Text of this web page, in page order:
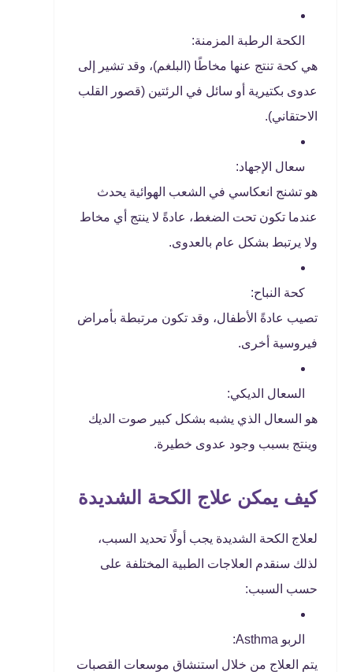
الكحة الرطبة المزمنة:
هي كحة تنتج عنها مخاطًا (البلغم)، وقد تشير إلى
عدوى بكتيرية أو سائل في الرئتين (قصور القلب
الاحتقاني).
سعال الإجهاد:
هو تشنج انعكاسي في الشعب الهوائية يحدث
عندما تكون تحت الضغط، عادةً لا ينتج أي مخاط
ولا يرتبط بشكل عام بالعدوى.
كحة النباح:
تصيب عادةً الأطفال، وقد تكون مرتبطة بأمراض
فيروسية أخرى.
السعال الديكي:
هو السعال الذي يشبه بشكل كبير صوت الديك
وينتج بسبب وجود عدوى خطيرة.
كيف يمكن علاج الكحة الشديدة
لعلاج الكحة الشديدة يجب أولًا تحديد السبب،
لذلك سنقدم العلاجات الطبية المختلفة على
حسب السبب:
الربو Asthma:
يتم العلاج من خلال استنشاق موسعات القصبات